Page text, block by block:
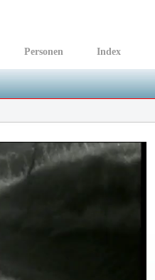
Personen Index